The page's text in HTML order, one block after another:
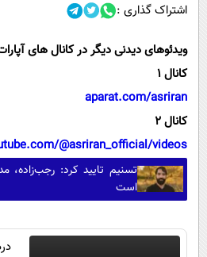
اشتراک گذاری :
ویدئوهای دیدنی دیگر در کانال های
کانال 1
aparat.com/asriran
کانال 2
@asriran_official/videos
تسنیم تایید کرد:
است